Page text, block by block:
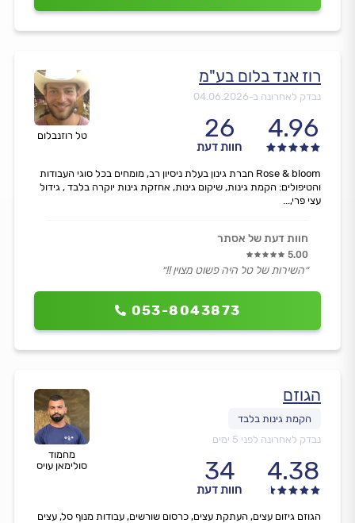
טל רוזנבלום
רוז אנד בלום בע"מ
נבדק לאחרונה ב-04.06.2026
4.96
26
חוות דעת
053-8043873
Rose & bloom חברת גינון בעלת ניסיון רב, מומחים בכל סוגי העבודות
והטיפולים: הקמת גינות, שיקום גינות, אחזקת גינות יוקרה בלבד , גידול
עצי פרי,...
חוות דעת של אסתר
5.00
״השירות של טל היה פשוט מצוין !!״
מחמוד
סולימאן עויס
הגוזם
נבדק לאחרונה לפני 5 ימים
4.38
34
חוות דעת
הגוזם גיזום עצים, העתקת עצים, כרסום שורשים, עבודות מנוף סל, עצים